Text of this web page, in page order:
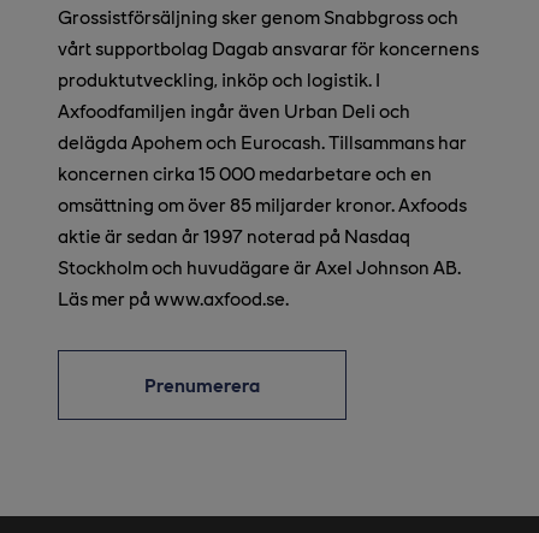
Grossistförsäljning sker genom Snabbgross och
vårt supportbolag Dagab ansvarar för koncernens
produktutveckling, inköp och logistik. I
Axfoodfamiljen ingår även Urban Deli och
delägda Apohem och Eurocash. Tillsammans har
koncernen cirka 15 000 medarbetare och en
omsättning om över 85 miljarder kronor. Axfoods
aktie är sedan år 1997 noterad på Nasdaq
Stockholm och huvudägare är Axel Johnson AB.
Läs mer på www.axfood.se.
Prenumerera